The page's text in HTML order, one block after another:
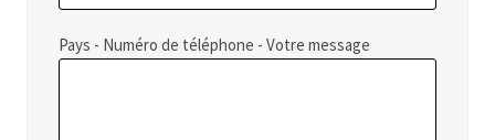
Pays - Numéro de téléphone - Votre message